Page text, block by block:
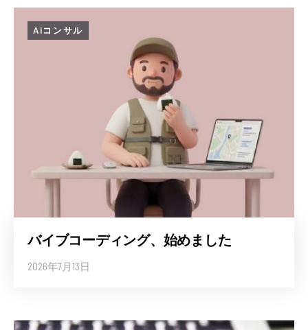
AIコンサル
バイブコーディング、始めました
2026年7月13日